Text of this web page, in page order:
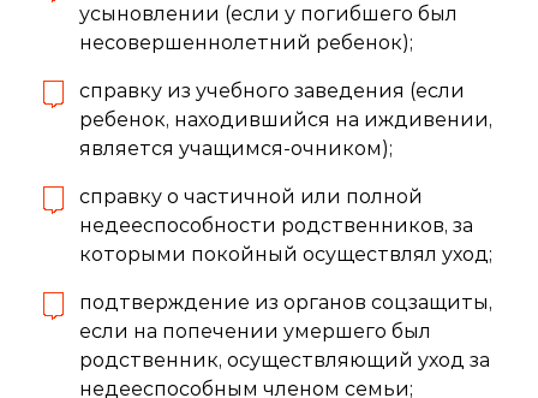
усыновлении (если у погибшего был
несовершеннолетний ребенок);
справку из учебного заведения (если
ребенок, находившийся на иждивении,
является учащимся-очником);
справку о частичной или полной
недееспособности родственников, за
которыми покойный осуществлял уход;
подтверждение из органов соцзащиты,
если на попечении умершего был
родственник, осуществляющий уход за
недееспособным членом семьи;